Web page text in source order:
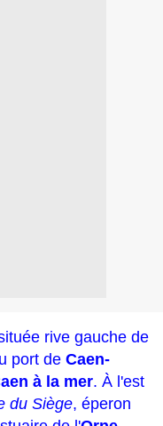
rive gauche de
port de Caen-
à la mer. À l'est
du Siège, éperon